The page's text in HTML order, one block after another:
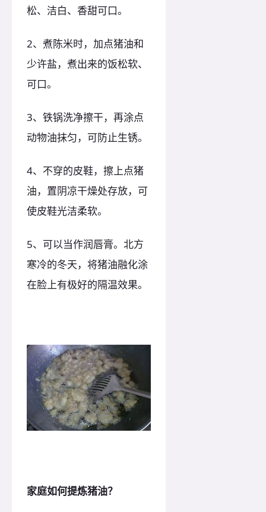
松、洁白、香甜可口。
2、煮陈米时，加点猪油和
少许盐，煮出来的饭松软、
可口。
3、铁锅洗净擦干，再涂点
动物油抹匀，可防止生锈。
4、不穿的皮鞋，擦上点猪
油，置阴凉干燥处存放，可
使皮鞋光洁柔软。
5、可以当作润唇膏。北方
寒冷的冬天，将猪油融化涂
在脸上有极好的隔温效果。
家庭如何提炼猪油？